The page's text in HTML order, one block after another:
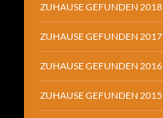
ZUHAUSE GEFUNDEN 2018
ZUHAUSE GEFUNDEN 2017
ZUHAUSE GEFUNDEN 2016
ZUHAUSE GEFUNDEN 2015